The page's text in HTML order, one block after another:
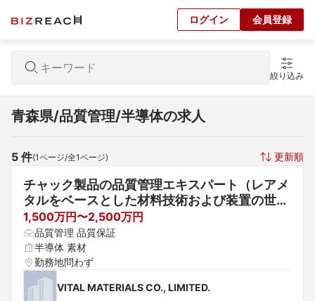
ログイン 会員登録
絞り込み
青森県/品質管理/半導体の求人
5 件(1ページ/全1ページ) 更新順
チャック製品の品質管理エキスパート（レアメ
タルをベースとした材料技術および装置の世界
的な企業）
1,500万円〜2,500万円
品質管理 品質保証
半導体 素材
勤務地問わず
VITAL MATERIALS CO., LIMITED.